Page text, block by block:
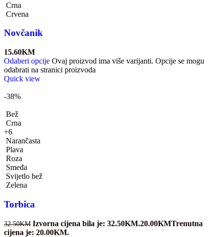
Crna
Crvena
Novčanik
15.60KM
Odaberi opcije Ovaj proizvod ima više varijanti. Opcije se mogu
odabrati na stranici proizvoda
Quick view
-38%
Bež
Crna
+6
Narančasta
Plava
Roza
Smeđa
Svijetlo bež
Zelena
Torbica
32.50KM Izvorna cijena bila je: 32.50KM.20.00KMTrenutna
cijena je: 20.00KM.